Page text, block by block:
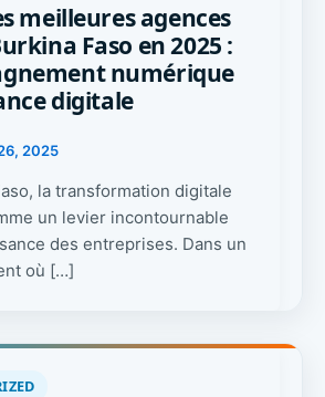
meilleures agences
Faso en 2025 :
numérique
digitale
2025
la transformation digitale
un levier incontournable
des entreprises. Dans un
où […]